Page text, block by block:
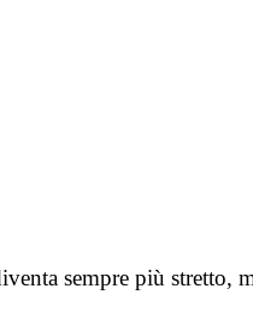
sempre più stretto,